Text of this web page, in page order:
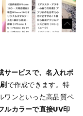
サービスで、名入れボ
で作成できます。特
ワンといった高品質ペ
ルカラーで直接UV印